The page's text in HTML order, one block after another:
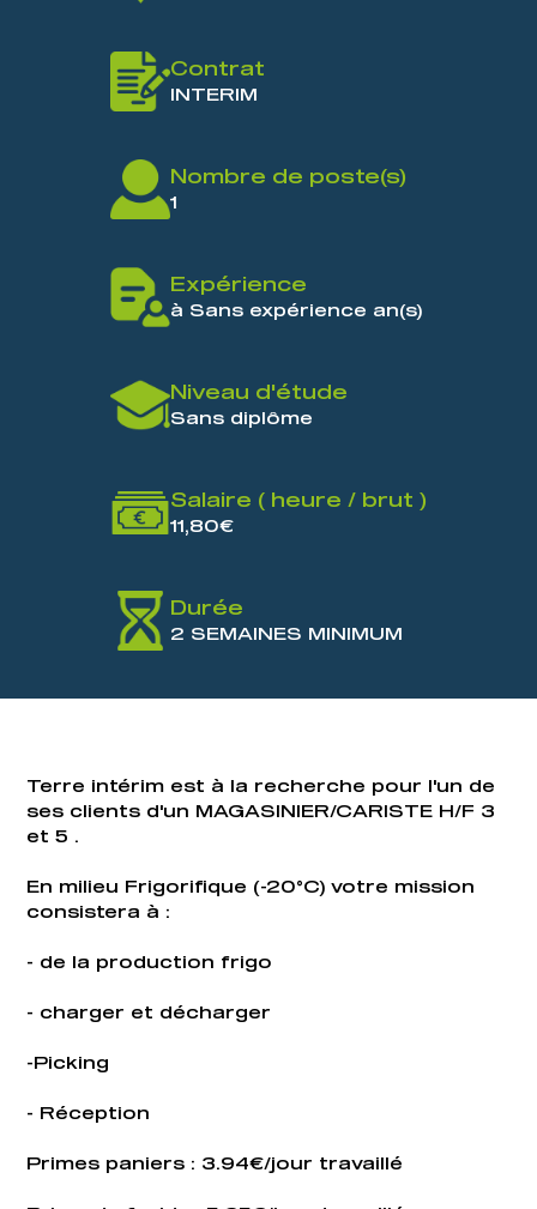
Contrat
INTERIM
Nombre de poste(s)
1
Expérience
à Sans expérience an(s)
Niveau d'étude
Sans diplôme
Salaire ( heure / brut )
11,80€
Durée
2 SEMAINES MINIMUM
Terre intérim est à la recherche pour l'un de
ses clients d'un MAGASINIER/CARISTE H/F 3
et 5 .
En milieu Frigorifique (-20°C) votre mission
consistera à :
- de la production frigo
- charger et décharger
-Picking
- Réception
Primes paniers : 3.94€/jour travaillé